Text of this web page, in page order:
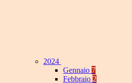
2024
Gennaio 7
Febbraio 2